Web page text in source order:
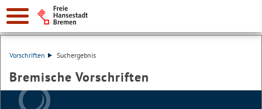
Vorschriften Suchergebnis
Bremische Vorschriften